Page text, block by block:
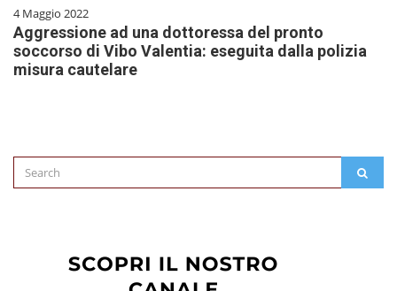
4 Maggio 2022
Aggressione ad una dottoressa del pronto
soccorso di Vibo Valentia: eseguita dalla polizia
misura cautelare
Search
for: